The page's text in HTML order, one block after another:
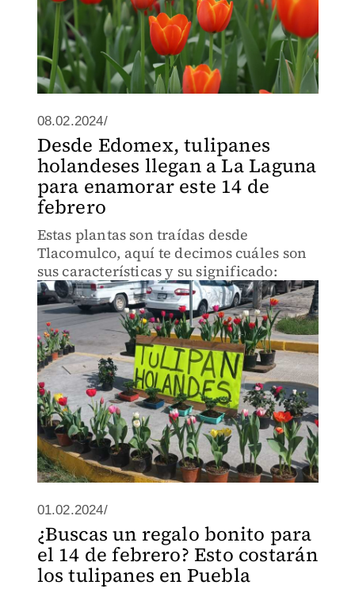
08.02.2024/
Desde Edomex, tulipanes
holandeses llegan a La Laguna
para enamorar este 14 de
febrero
Estas plantas son traídas desde
Tlacomulco, aquí te decimos cuáles son
sus características y su significado:
01.02.2024/
¿Buscas un regalo bonito para
el 14 de febrero? Esto costarán
los tulipanes en Puebla